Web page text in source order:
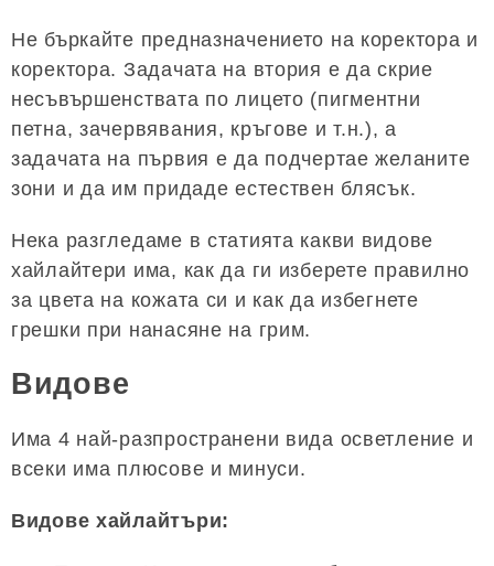
Не бъркайте предназначението на коректора и
коректора. Задачата на втория е да скрие
несъвършенствата по лицето (пигментни
петна, зачервявания, кръгове и т.н.), а
задачата на първия е да подчертае желаните
зони и да им придаде естествен блясък.
Нека разгледаме в статията какви видове
хайлайтери има, как да ги изберете правилно
за цвета на кожата си и как да избегнете
грешки при нанасяне на грим.
Видове
Има 4 най-разпространени вида осветление и
всеки има плюсове и минуси.
Видове хайлайтъри: